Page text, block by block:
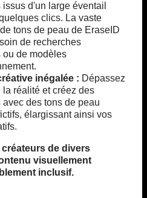
d'un large éventail
clics. La vaste
tons de peau de EraseID
de recherches
ou de modèles
inégalée : Dépassez
la réalité et créez des
avec des tons de peau
élargissant ainsi vos
de divers
visuellement
inclusif.